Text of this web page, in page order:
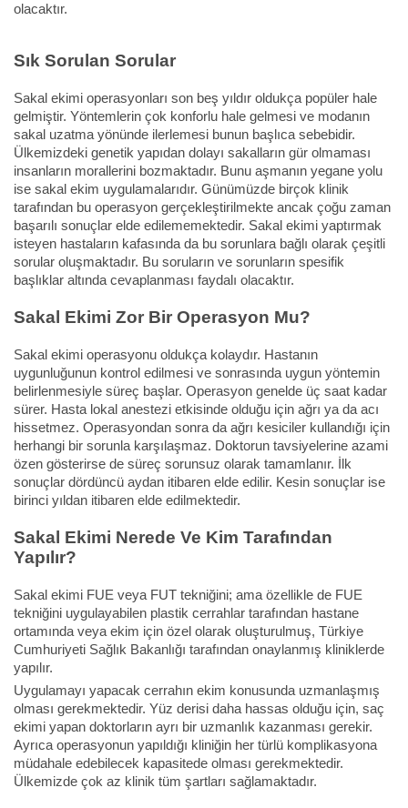
olacaktır.
Sık Sorulan Sorular
Sakal ekimi operasyonları son beş yıldır oldukça popüler hale
gelmiştir. Yöntemlerin çok konforlu hale gelmesi ve modanın
sakal uzatma yönünde ilerlemesi bunun başlıca sebebidir.
Ülkemizdeki genetik yapıdan dolayı sakalların gür olmaması
insanların morallerini bozmaktadır. Bunu aşmanın yegane yolu
ise sakal ekim uygulamalarıdır. Günümüzde birçok klinik
tarafından bu operasyon gerçekleştirilmekte ancak çoğu zaman
başarılı sonuçlar elde edilememektedir. Sakal ekimi yaptırmak
isteyen hastaların kafasında da bu sorunlara bağlı olarak çeşitli
sorular oluşmaktadır. Bu soruların ve sorunların spesifik
başlıklar altında cevaplanması faydalı olacaktır.
Sakal Ekimi Zor Bir Operasyon Mu?
Sakal ekimi operasyonu oldukça kolaydır. Hastanın
uygunluğunun kontrol edilmesi ve sonrasında uygun yöntemin
belirlenmesiyle süreç başlar. Operasyon genelde üç saat kadar
sürer. Hasta lokal anestezi etkisinde olduğu için ağrı ya da acı
hissetmez. Operasyondan sonra da ağrı kesiciler kullandığı için
herhangi bir sorunla karşılaşmaz. Doktorun tavsiyelerine azami
özen gösterirse de süreç sorunsuz olarak tamamlanır. İlk
sonuçlar dördüncü aydan itibaren elde edilir. Kesin sonuçlar ise
birinci yıldan itibaren elde edilmektedir.
Sakal Ekimi Nerede Ve Kim Tarafından
Yapılır?
Sakal ekimi FUE veya FUT tekniğini; ama özellikle de FUE
tekniğini uygulayabilen plastik cerrahlar tarafından hastane
ortamında veya ekim için özel olarak oluşturulmuş, Türkiye
Cumhuriyeti Sağlık Bakanlığı tarafından onaylanmış kliniklerde
yapılır.
Uygulamayı yapacak cerrahın ekim konusunda uzmanlaşmış
olması gerekmektedir. Yüz derisi daha hassas olduğu için, saç
ekimi yapan doktorların ayrı bir uzmanlık kazanması gerekir.
Ayrıca operasyonun yapıldığı kliniğin her türlü komplikasyona
müdahale edebilecek kapasitede olması gerekmektedir.
Ülkemizde çok az klinik tüm şartları sağlamaktadır.